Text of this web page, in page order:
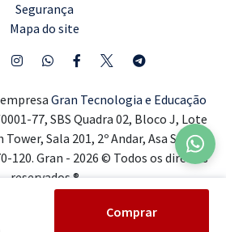
Comprar
Segurança
Mapa do site
Gran Tecnologia e Educação
77, SBS Quadra 02, Bloco J, Lote
Sala 201, 2º Andar, Asa Sul,
120. Gran - 2026 © Todos os direitos
reservados ®